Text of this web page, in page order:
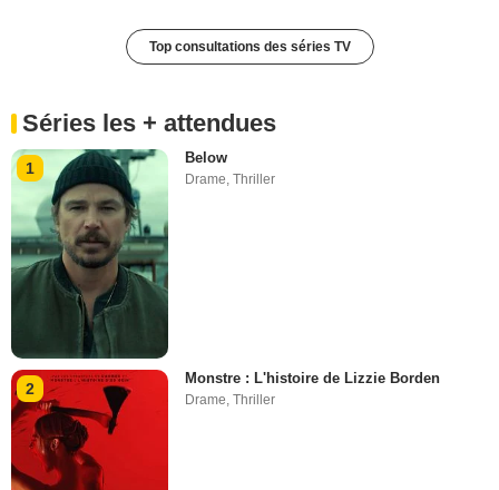
Top consultations des séries TV
Séries les + attendues
1
Below
Drame ,Thriller
2
Monstre : L'histoire de Lizzie Borden
Drame,Thriller